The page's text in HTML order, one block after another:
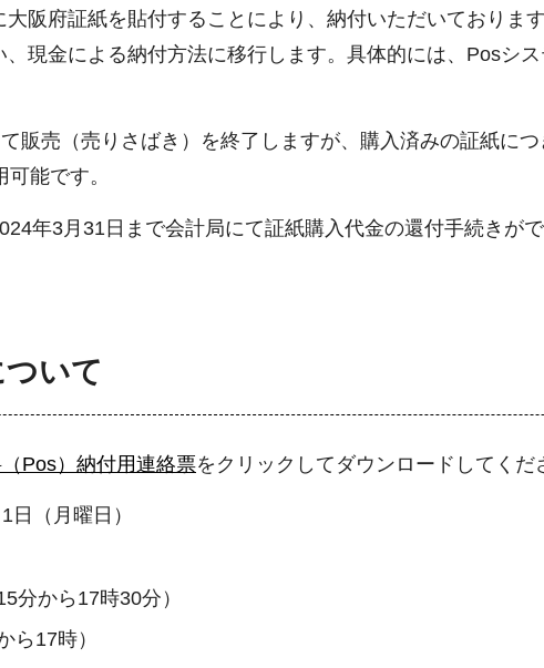
阪府証紙を貼付することにより、納付いただいておりま
現金による納付方法に移行します。具体的には、Posシ
販売（売りさばき）を終了しますが、購入済みの証紙に
能です。
年3月31日まで会計局にて証紙購入代金の還付手続きが
いて
Pos）納付用連絡票をクリックしてダウンロードしてくだ
日（月曜日）
分から17時30分）
ら17時）